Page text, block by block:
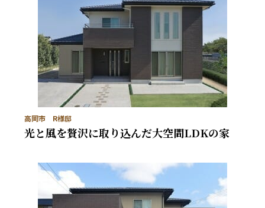
高岡市 R様邸
光と風を贅沢に取り込んだ大空間LDKの家